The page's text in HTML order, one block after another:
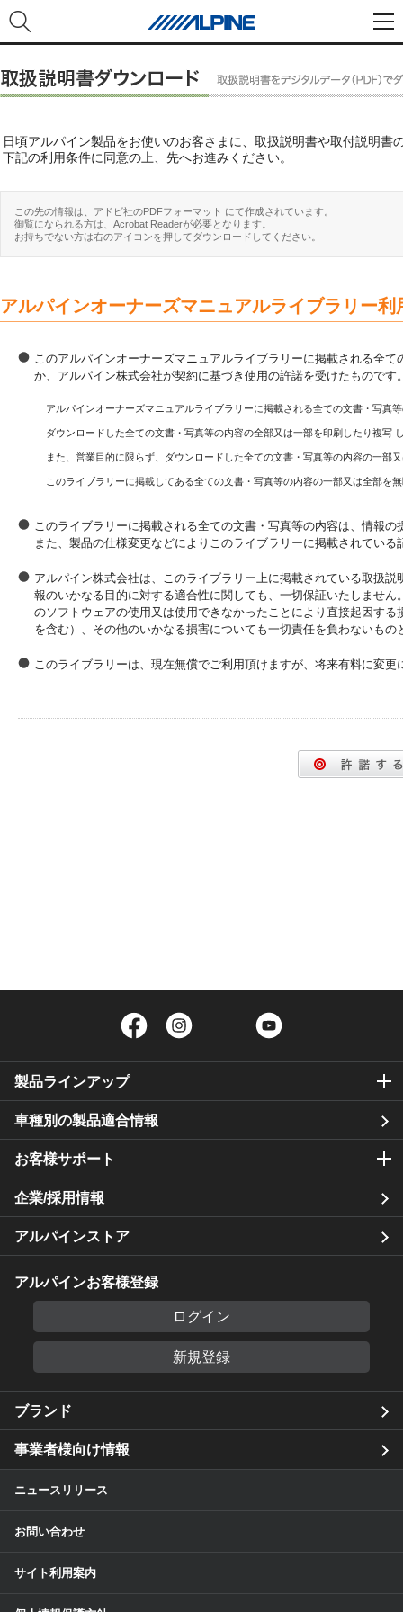
日頃アルパイン製品をお使いのお客さまに、取扱説明書や取付説明書
下記の利用条件に同意の上、先へお進みください。
この先の情報は、アドビ社のPDFフォーマット にて作成されています。
御覧になられる方は、Acrobat Readerが必要となります。
お持ちでない方は右のアイコンを押してダウンロードしてください。
アルパインオーナーズマニュアルライブラリー利
このアルパインオーナーズマニュアルライブラリーに掲載される全
か、アルパイン株式会社が契約に基づき使用の許諾を受けたもので
アルパインオーナーズマニュアルライブラリーに掲載される全ての文書・写真
ダウンロードした全ての文書・写真等の内容の全部又は一部を印刷したり複写
また、営業目的に限らず、ダウンロードした全ての文書・写真等の内容の一
このライブラリーに掲載してある全ての文書・写真等の内容の一部又は全部を
このライブラリーに掲載される全ての文書・写真等の内容は、情報
また、製品の仕様変更などによりこのライブラリーに掲載されてい
アルパイン株式会社は、このライブラリー上に掲載されている取扱
報のいかなる目的に対する適合性に関しても、一切保証いたしませ
のソフトウェアの使用又は使用できなかったことにより直接起因す
を含む）、その他のいかなる損害についても一切責任を負わないもの
このライブラリーは、現在無償でご利用頂けますが、将来有料に変
Facebook Twitter
製品ラインアップ
車種別の製品適合情報
お客様サポート
企業/採用情報
アルパインストア
アルパインお客様登録
ログイン
新規登録
ブランド
事業者様向け情報
ニュースリリース
お問い合わせ
サイト利用案内